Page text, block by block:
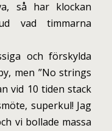
så har klockan
vad timmarna
och förskylda
men ”No strings
vid 10 tiden stack
superkul! Jag
vi bollade massa